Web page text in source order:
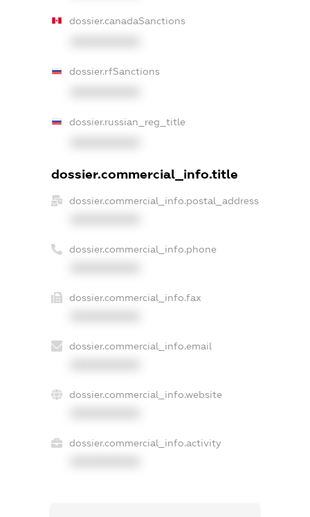
dossier.canadaSanctions
dossier.rfSanctions
dossier.russian_reg_title
dossier.commercial_info.title
dossier.commercial_info.postal_address
dossier.commercial_info.phone
dossier.commercial_info.fax
dossier.commercial_info.email
dossier.commercial_info.website
dossier.commercial_info.activity